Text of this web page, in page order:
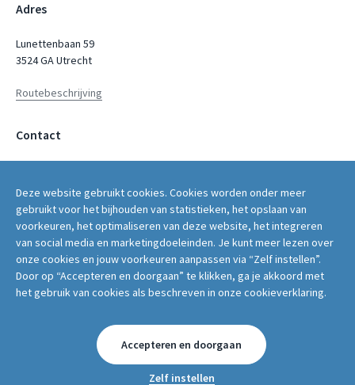
Deze website gebruikt cookies. Cookies worden onder meer
gebruikt voor het bijhouden van statistieken, het opslaan van
voorkeuren, het optimaliseren van deze website, het integreren
van social media en marketingdoeleinden. Je kunt meer lezen over
onze cookies en jouw voorkeuren aanpassen via “Zelf instellen”.
Door op “Accepteren en doorgaan” te klikken, ga je akkoord met
het gebruik van cookies als beschreven in onze cookieverklaring.
Accepteren en doorgaan
Zelf instellen
Adres
Lunettenbaan 59
3524 GA Utrecht
Routebeschrijving
Contact
Volg ons op:
© 2026 FWG PROGRESSIONAL PEOPLE
COOKIES EN PRIVACYVERKLARING